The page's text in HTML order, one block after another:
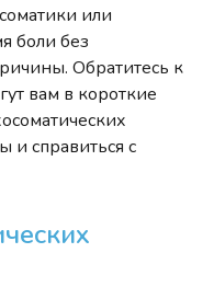
или
боли без
Обратитесь к
вам в короткие
и справиться с